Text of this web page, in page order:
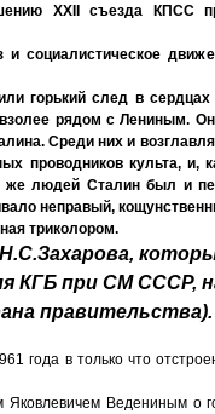
XXII съезда КПСС
социалистическое
горький след в
рядом с Лениным.
Среди них и
проводников культа, и,
же людей Сталин был и
неправый,
триколором.
КГБ при СМ СССР,
правительства).
года в только что
Ведениным о